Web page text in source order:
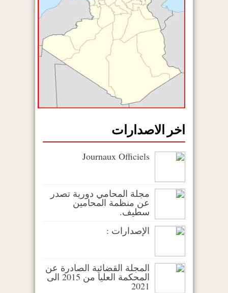
اخر الاصدارات
Journaux Officiels
مجلة المحامي دورية تصدر
عن منظمة المحامين
سطيف.
الإصدارات :
المجلة القضائية الصادرة عن
المحكمة العليا من 2015 الى
2021